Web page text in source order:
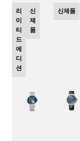
리
미
티
드
에
디
션
신
제
품
신제품